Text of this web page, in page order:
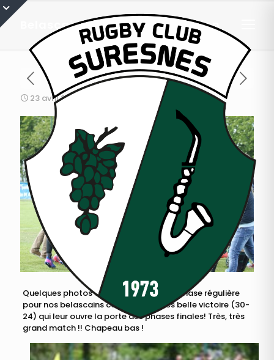
Belascains : photos RCS vs Dijon
23 avril 2017
Quelques photos du dernier match de phase régulière
pour nos belascains contre Dijon. Très belle victoire (30-
24) qui leur ouvre la porte des phases finales! Très, très
grand match !! Chapeau bas !